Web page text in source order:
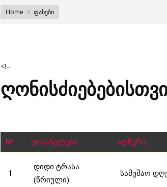
You are here:
Home ფასები
<!–
№ დასახელება აღწერა
1
დიდი ტრასა
(წრიული)
სამუშაო